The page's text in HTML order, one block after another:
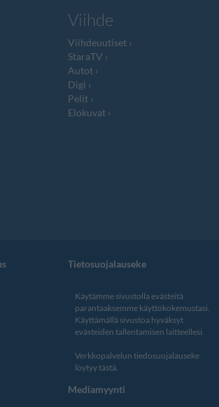
Viihde
Viihdeuutiset
StaraTV
Autot
Digi
Pelit
Elokuvat
Tietosuojalauseke
Käytämme sivustolla evästeitä
parantaaksemme käyttökokemustasi.
Käyttämällä sivustoa hyväksyt
evästeiden tallentamisen laitteellesi.
Verkkopalvelun tiedosuojalauseke
löytyy tästä.
Mediamyynti